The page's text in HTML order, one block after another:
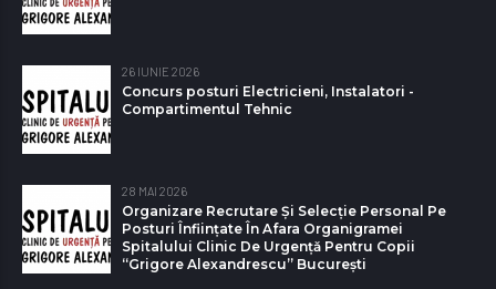
26 IUNIE 2026
Concurs posturi Electricieni, Instalatori -
Compartimentul Tehnic
28 MAI 2026
Organizare Recrutare Și Selecție Personal Pe
Posturi Înființate În Afara Organigramei
Spitalului Clinic De Urgență Pentru Copii
“Grigore Alexandrescu” Bucureşti